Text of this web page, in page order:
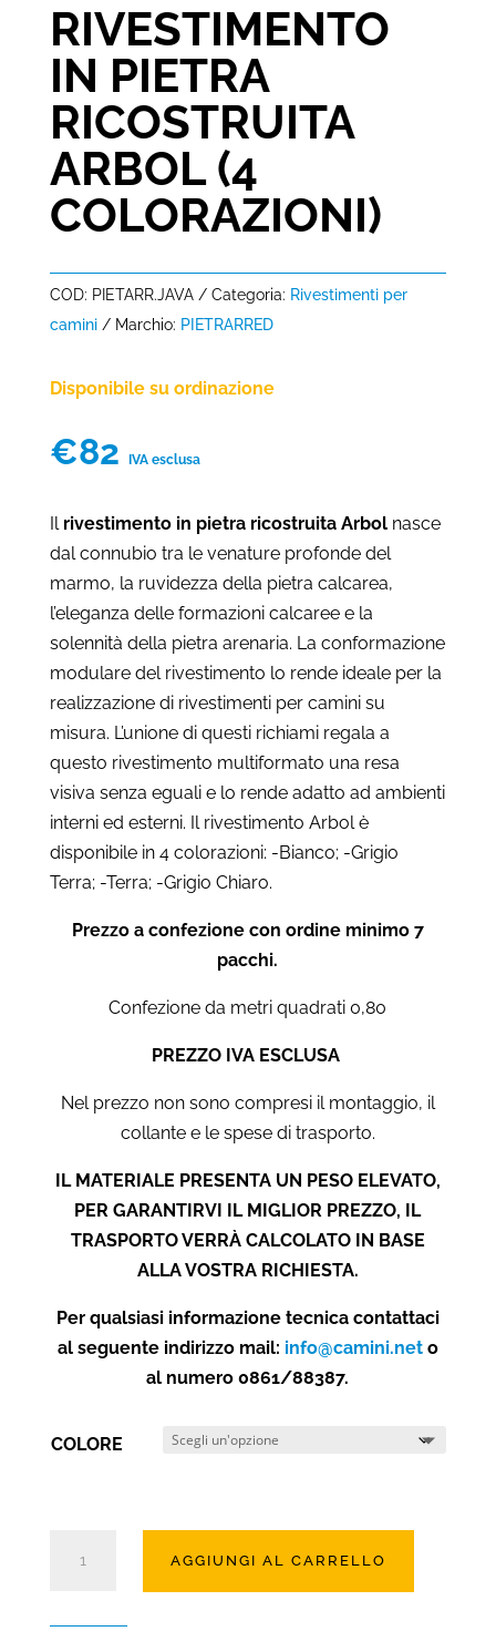
RIVESTIMENTO
IN PIETRA
RICOSTRUITA
ARBOL (4
COLORAZIONI)
COD: PIETARR.JAVA Categoria: Rivestimenti per
camini
Marchio: PIETRARRED
Disponibile su ordinazione
€82 IVA esclusa
Il rivestimento in pietra ricostruita Arbolnasce
dal connubio tra le venature profonde del
marmo, la ruvidezza della pietra calcarea,
l’eleganza delle formazioni calcaree e la
solennità della pietra arenaria. La conformazione
modulare del rivestimento lo rende ideale per la
realizzazione di rivestimenti per camini su
misura. L’unione di questi richiami regala a
questo rivestimento multiformato una resa
visiva senza eguali e lo rende adatto ad ambienti
interni ed esterni. Il rivestimento Arbol è
disponibile in 4 colorazioni: -Bianco; -Grigio
Terra; -Terra; -Grigio Chiaro.
Prezzo a confezione con ordine minimo 7
pacchi.
Confezione da metri quadrati 0,80
PREZZO IVA ESCLUSA
Nel prezzo non sono compresi il montaggio, il
collante e le spese di trasporto.
IL MATERIALE PRESENTA UN PESO ELEVATO,
PER GARANTIRVI IL MIGLIOR PREZZO, IL
TRASPORTO VERRÀ CALCOLATO IN BASE
ALLA VOSTRA RICHIESTA.
Per qualsiasi informazione tecnica contattaci
al seguente indirizzo mail: info@camini.neto
al numero 0861/88387.
COLORE
AGGIUNGI AL CARRELLO